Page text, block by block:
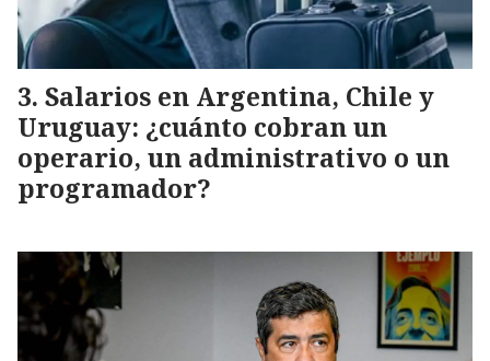
Salarios en Argentina, Chile y
Uruguay: ¿cuánto cobran un
operario, un administrativo o un
programador?